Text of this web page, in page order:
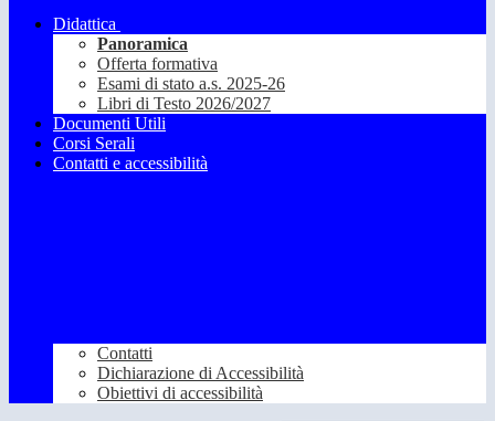
Didattica
Panoramica
Offerta formativa
Esami di stato a.s. 2025-26
Libri di Testo 2026/2027
Documenti Utili
Corsi Serali
Contatti e accessibilità
Contatti
Dichiarazione di Accessibilità
Obiettivi di accessibilità